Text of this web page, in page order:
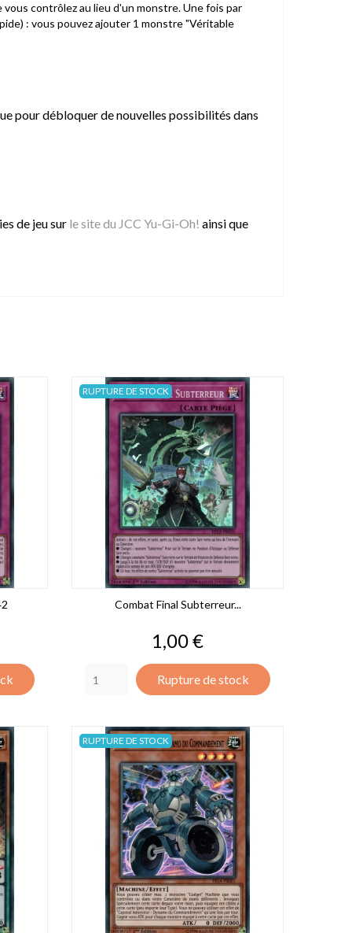
contrôlez au lieu d'un monstre. Une fois par
: vous pouvez ajouter 1 monstre "Véritable
pour débloquer de nouvelles possibilités dans
de jeu sur le site du JCC Yu-Gi-Oh! ainsi que
Combat Final Subterreur...
Prix
1,00 €
Rupture de stock
RUPTURE DE STOCK
RUPTURE DE STOCK